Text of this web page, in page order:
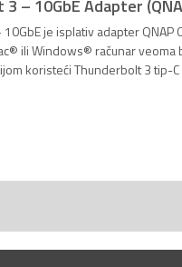
– 10GbE Adapter
je isplativ adapter QNAP
ili Windows® računar veoma
koristeći Thunderbolt 3 tip-C